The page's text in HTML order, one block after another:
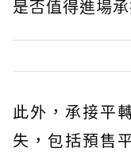
是否值得進場承
此外，承接平
失，包括預售